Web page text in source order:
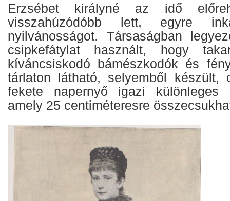
Erzsébet királyné az idő
visszahúzódóbb lett, egyre
nyilvánosságot. Társaságban
csipkefátylat használt, hogy
kíváncsiskodó bámészkodók és
tárlaton látható, selyemből készült,
fekete napernyő igazi különleges
amely 25 centiméteresre